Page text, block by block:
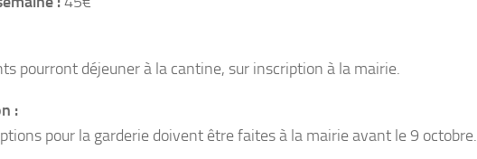
pourront déjeuner à la cantine, sur inscription à la mairie.
:
pour la garderie doivent être faites à la mairie avant le 9 octobre.